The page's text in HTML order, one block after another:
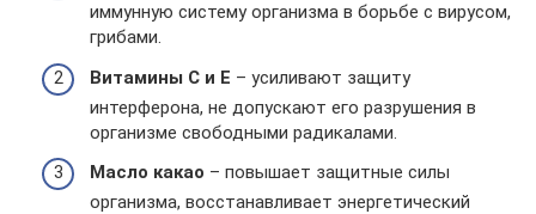
иммунную систему организма в борьбе с вирусом,
грибами.
Витамины С и Е – усиливают защиту
интерферона, не допускают его разрушения в
организме свободными радикалами.
Масло какао – повышает защитные силы
организма, восстанавливает энергетический